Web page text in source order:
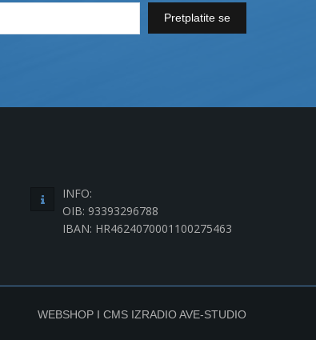
Pretplatite se
INFO:
OIB: 93393296788
IBAN: HR4624070001100275463
WEBSHOP I CMS IZRADIOAVE-STUDIO